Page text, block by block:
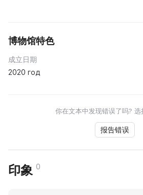
博物馆特色
成立日期
2020 год
你在文本中发现错误了吗? 选
报告错误
印象 0